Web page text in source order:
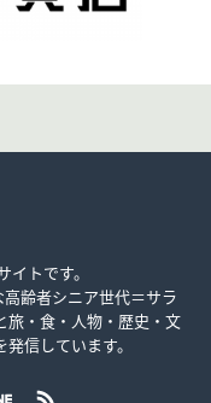
トです。
齢者シニア世代＝サラ
旅・食・人物・歴史・文
信しています。